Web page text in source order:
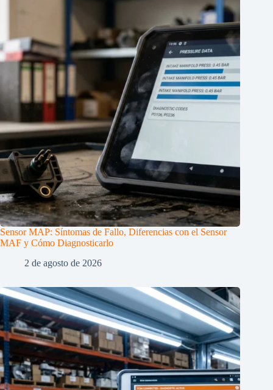
Sensor MAP: Síntomas de Fallo, Diferencias con el Sensor
MAF y Cómo Diagnosticarlo
2 de agosto de 2026